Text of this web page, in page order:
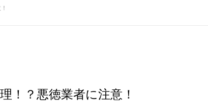
！？悪徳業者に注意！